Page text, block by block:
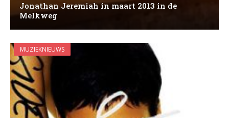
Jonathan Jeremiah in maart 2013 in de
Melkweg
MUZIEKNIEUWS